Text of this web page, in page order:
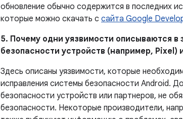
обновление обычно содержится в последних
которые можно скачать с сайта Google
5. Почему одни уязвимости описываются в
безопасности устройств (например, Pixel)
Здесь описаны уязвимости, которые
исправления системы безопасности Android.
безопасности устройств или партнеров, не
безопасности. Некоторые производители,